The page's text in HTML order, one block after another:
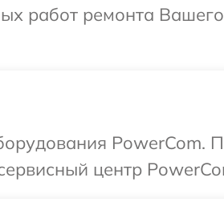
работ ремонта Вашего
PowerCom.
центр